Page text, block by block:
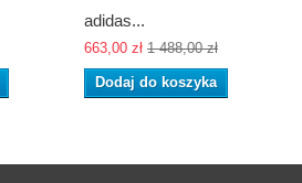
adidas...
663,00 zł 1 488,00 zł
Dodaj do koszyka